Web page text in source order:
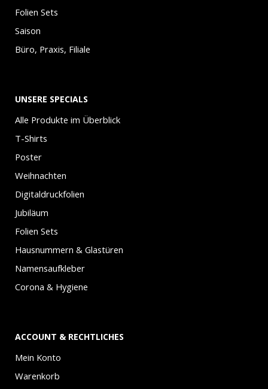
Folien Sets
Saison
Büro, Praxis, Filiale
UNSERE SPECIALS
Alle Produkte im Überblick
T-Shirts
Poster
Weihnachten
Digitaldruckfolien
Jubiläum
Folien Sets
Hausnummern & Glastüren
Namensaufkleber
Corona & Hygiene
ACCOUNT & RECHTLICHES
Mein Konto
Warenkorb